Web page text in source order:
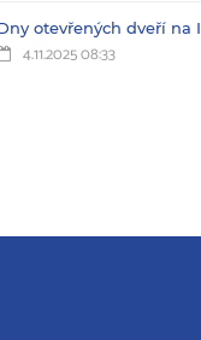
otevřených dveří na
4.11.2025 08:33